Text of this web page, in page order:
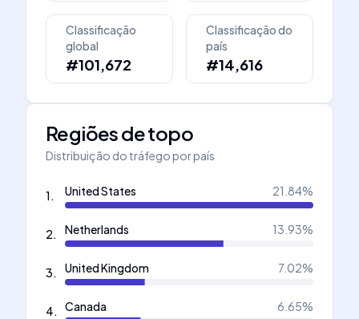
Classificação
global
#101,672
Classificação do
país
#14,616
Regiões de topo
Distribuição do tráfego por país
1. United States 21.84%
2. Netherlands 13.93%
3. United Kingdom 7.02%
4. Canada 6.65%